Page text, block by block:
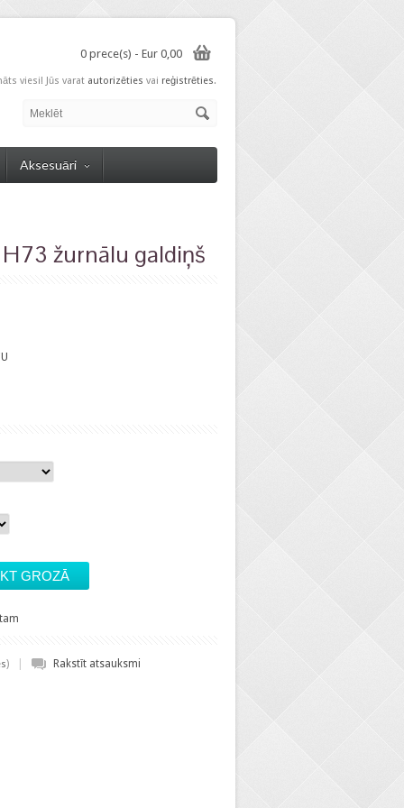
viesi! Jūs varat autorizēties vai reģistrēties.
0 prece(s) - Eur 0,00
Aksesuāri
žurnālu galdiņš
) Rakstīt atsauksmi